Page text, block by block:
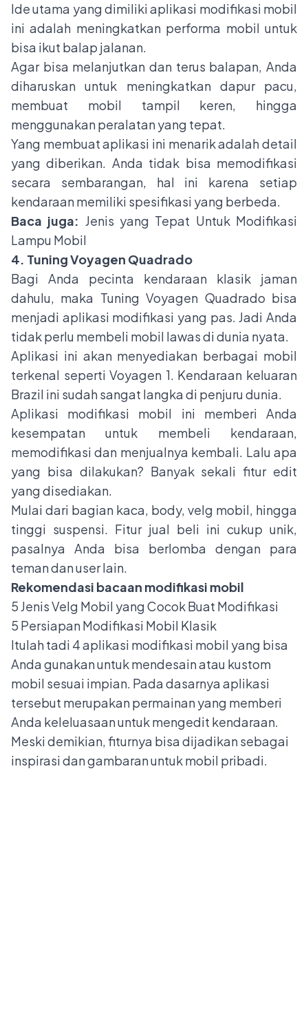
Ide utama yang dimiliki aplikasi modifikasi mobil
ini adalah meningkatkan performa mobil untuk
bisa ikut balap jalanan.
Agar bisa melanjutkan dan terus balapan, Anda
diharuskan untuk meningkatkan dapur pacu,
membuat mobil tampil keren, hingga
menggunakan peralatan yang tepat.
Yang membuat aplikasi ini menarik adalah detail
yang diberikan. Anda tidak bisa memodifikasi
secara sembarangan, hal ini karena setiap
kendaraan memiliki spesifikasi yang berbeda.
Baca juga: Jenis yang Tepat Untuk Modifikasi
Lampu Mobil
4. Tuning Voyagen Quadrado
Bagi Anda pecinta kendaraan klasik jaman
dahulu, maka Tuning Voyagen Quadrado bisa
menjadi aplikasi modifikasi yang pas. Jadi Anda
tidak perlu membeli mobil lawas di dunia nyata.
Aplikasi ini akan menyediakan berbagai mobil
terkenal seperti Voyagen 1. Kendaraan keluaran
Brazil ini sudah sangat langka di penjuru dunia.
Aplikasi modifikasi mobil ini memberi Anda
kesempatan untuk membeli kendaraan,
memodifikasi dan menjualnya kembali. Lalu apa
yang bisa dilakukan? Banyak sekali fitur edit
yang disediakan.
Mulai dari bagian kaca, body, velg mobil, hingga
tinggi suspensi. Fitur jual beli ini cukup unik,
pasalnya Anda bisa berlomba dengan para
teman dan user lain.
Rekomendasi bacaan modifikasi mobil
5 Jenis Velg Mobil yang Cocok Buat Modifikasi
5 Persiapan Modifikasi Mobil Klasik
Itulah tadi 4 aplikasi modifikasi mobil yang bisa
Anda gunakan untuk mendesain atau kustom
mobil sesuai impian. Pada dasarnya aplikasi
tersebut merupakan permainan yang memberi
Anda keleluasaan untuk mengedit kendaraan.
Meski demikian, fiturnya bisa dijadikan sebagai
inspirasi dan gambaran untuk mobil pribadi.